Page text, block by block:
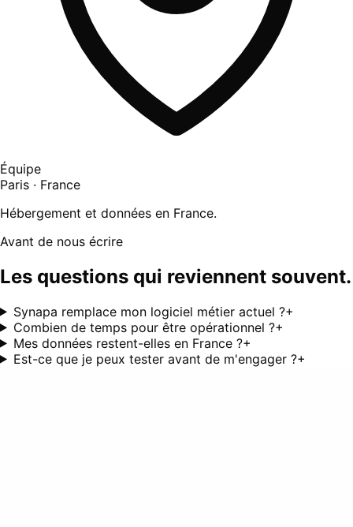
Équipe
Paris · France
Hébergement et données en France.
Avant de nous écrire
Les questions qui reviennent souvent.
Synapa remplace mon logiciel métier actuel ?+
Combien de temps pour être opérationnel ?+
Mes données restent-elles en France ?+
Est-ce que je peux tester avant de m'engager ?+